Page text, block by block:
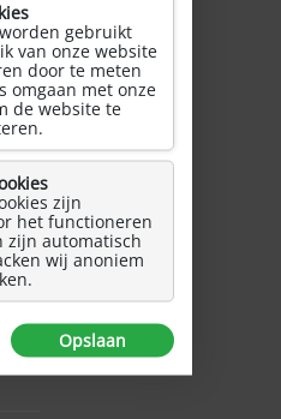
Statement *
gebruikt
van onze website
door te meten
omgaan met onze
de website te
zijn
het functioneren
zijn automatisch
wij anoniem
Opslaan